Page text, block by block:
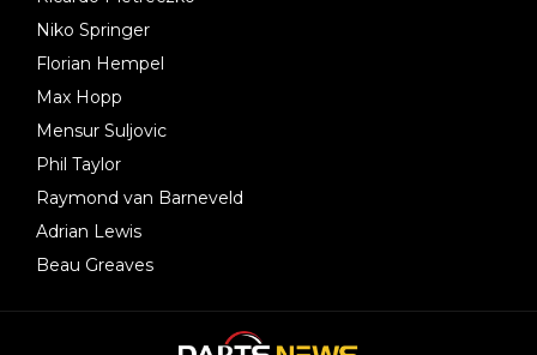
Niko Springer
Florian Hempel
Max Hopp
Mensur Suljovic
Phil Taylor
Raymond van Barneveld
Adrian Lewis
Beau Greaves